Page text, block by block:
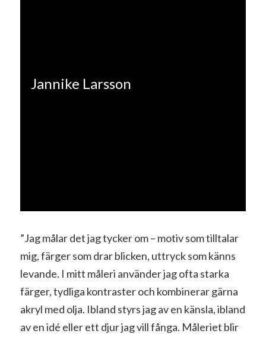
Jannike Larsson
”Jag målar det jag tycker om – motiv som tilltalar
mig, färger som drar blicken, uttryck som känns
levande. I mitt måleri använder jag ofta starka
färger, tydliga kontraster och kombinerar gärna
akryl med olja. Ibland styrs jag av en känsla, ibland
av en idé eller ett djur jag vill fånga. Måleriet blir